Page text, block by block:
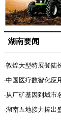
湖南要闻
·敦煌大型特展登
·中国医疗数智化应
·从厂矿基因到城市
·湖南五地接力捧出